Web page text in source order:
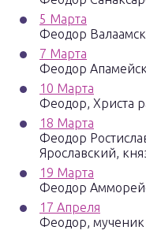
5 Марта
Феодор
7 Марта
Феодор
10 Марта
Феодор, Христа
18 Марта
Феодор
Ярославский,
19 Марта
Феодор
17 Апреля
Феодор, мученик